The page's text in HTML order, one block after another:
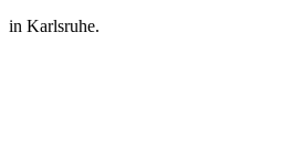
in Karlsruhe.